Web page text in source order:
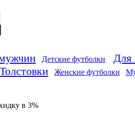
Детские футболки Для
Толстовки Женские футболки
в 3%